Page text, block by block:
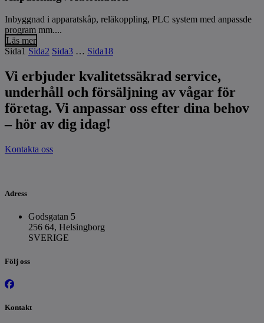
Inbyggnad i apparatskåp, reläkoppling, PLC system med anpassde
program mm....
Läs mer
Sida1 Sida2 Sida3 … Sida18
Vi erbjuder kvalitetssäkrad service,
underhåll och försäljning av vågar för
företag. Vi anpassar oss efter dina behov
– hör av dig idag!
Kontakta oss
Adress
Godsgatan 5
256 64, Helsingborg
SVERIGE
Följ oss
Kontakt